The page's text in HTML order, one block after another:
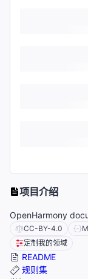
项目介绍
OpenHarmony
CC-BY-4.0
定制我的领域
README
规则集